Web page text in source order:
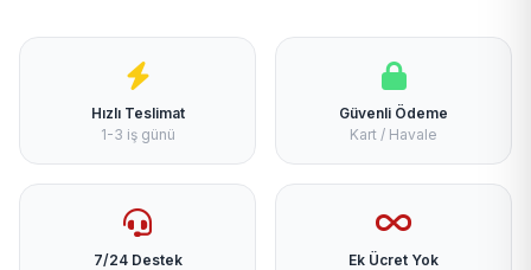
Hızlı Teslimat
1-3 iş günü
Güvenli Ödeme
Kart / Havale
7/24 Destek
Ek Ücret Yok